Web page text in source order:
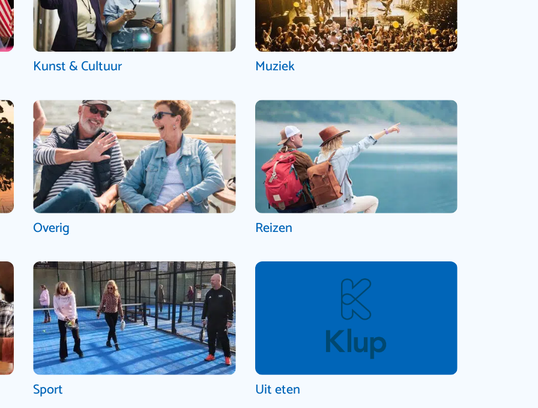
Kunst & Cultuur Muziek
Overig Reizen
Sport Uit eten